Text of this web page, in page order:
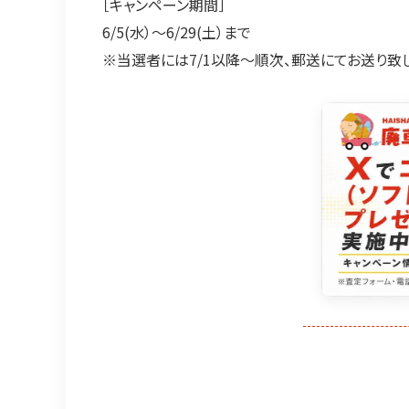
6/5(水）～6/29(土）まで
※当選者には7/1以降～順次、郵送にてお送り致